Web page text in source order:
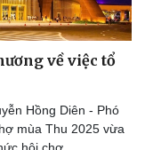
nghệ
về việc tổ
Hồng Diên - Phó
mùa Thu 2025 vừa
hội chợ.